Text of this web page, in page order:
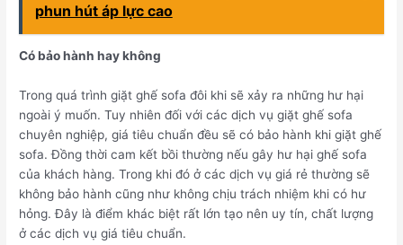
phun hút áp lực cao
Có bảo hành hay không
Trong quá trình giặt ghế sofa đôi khi sẽ xảy ra những hư hại
ngoài ý muốn. Tuy nhiên đối với các dịch vụ giặt ghế sofa
chuyên nghiệp, giá tiêu chuẩn đều sẽ có bảo hành khi giặt ghế
sofa. Đồng thời cam kết bồi thường nếu gây hư hại ghế sofa
của khách hàng. Trong khi đó ở các dịch vụ giá rẻ thường sẽ
không bảo hành cũng như không chịu trách nhiệm khi có hư
hỏng. Đây là điểm khác biệt rất lớn tạo nên uy tín, chất lượng
ở các dịch vụ giá tiêu chuẩn.